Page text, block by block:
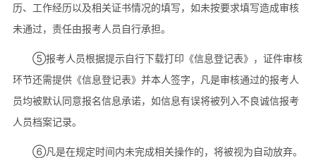
历、工作经历以及相关证书情况的填写，如未按要求填写造成审核
未通过，责任由报考人员自行承担。
⑤报考人员根据提示自行下载打印《信息登记表》，证件审核
环节还需提供《信息登记表》并本人签字，凡是审核通过的报考人
员均被默认同意报名信息承诺，如信息有误将被列入不良诚信报考
人员档案记录。
⑥凡是在规定时间内未完成相关操作的，将被视为自动放弃。